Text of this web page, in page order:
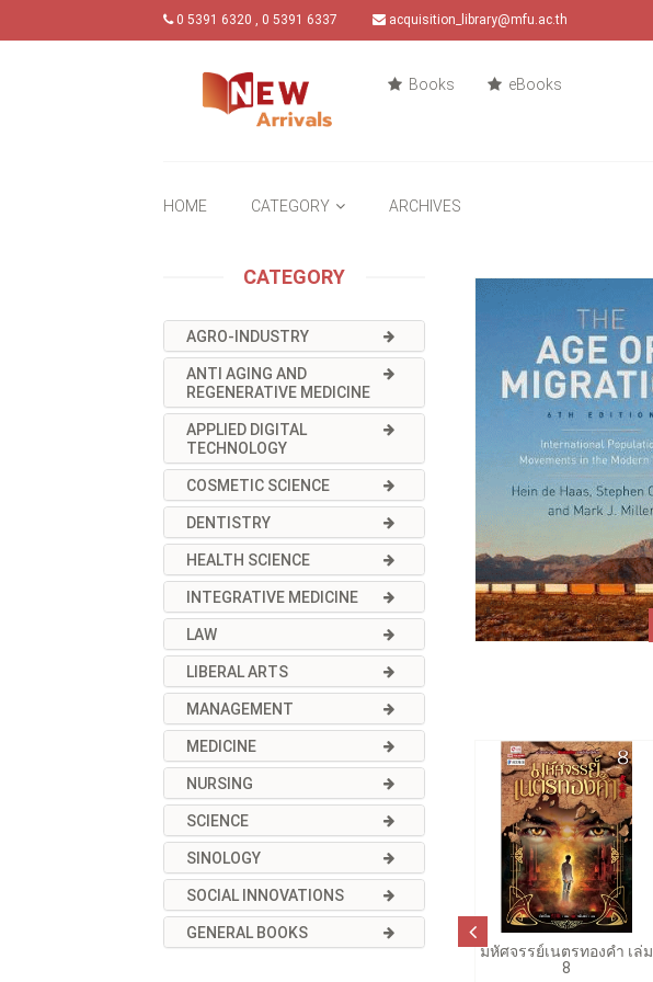
0 5391 6320 , 0 5391 6337 acquisition_library@mfu.ac.th
Books eBooks
HOME CATEGORY ARCHIVES
CATEGORY
AGRO-INDUSTRY
ANTI AGING AND
REGENERATIVE MEDICINE
APPLIED DIGITAL
TECHNOLOGY
COSMETIC SCIENCE
DENTISTRY
HEALTH SCIENCE
INTEGRATIVE MEDICINE
LAW
LIBERAL ARTS
MANAGEMENT
MEDICINE
NURSING
SCIENCE
SINOLOGY
SOCIAL INNOVATIONS
GENERAL BOOKS
มหัศจรรย์เนตรทองคำ เล่ม
8